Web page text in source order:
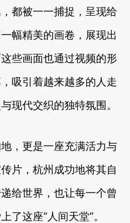
都被一一捕捉，呈现给
幅精美的画卷，展现出
些画面也通过视频的形
吸引着越来越多的人走
现代交织的独特氛围。
，更是一座充满活力与
片，杭州成功地将其自
给世界，也让每一个曾
了这座“人间天堂”。